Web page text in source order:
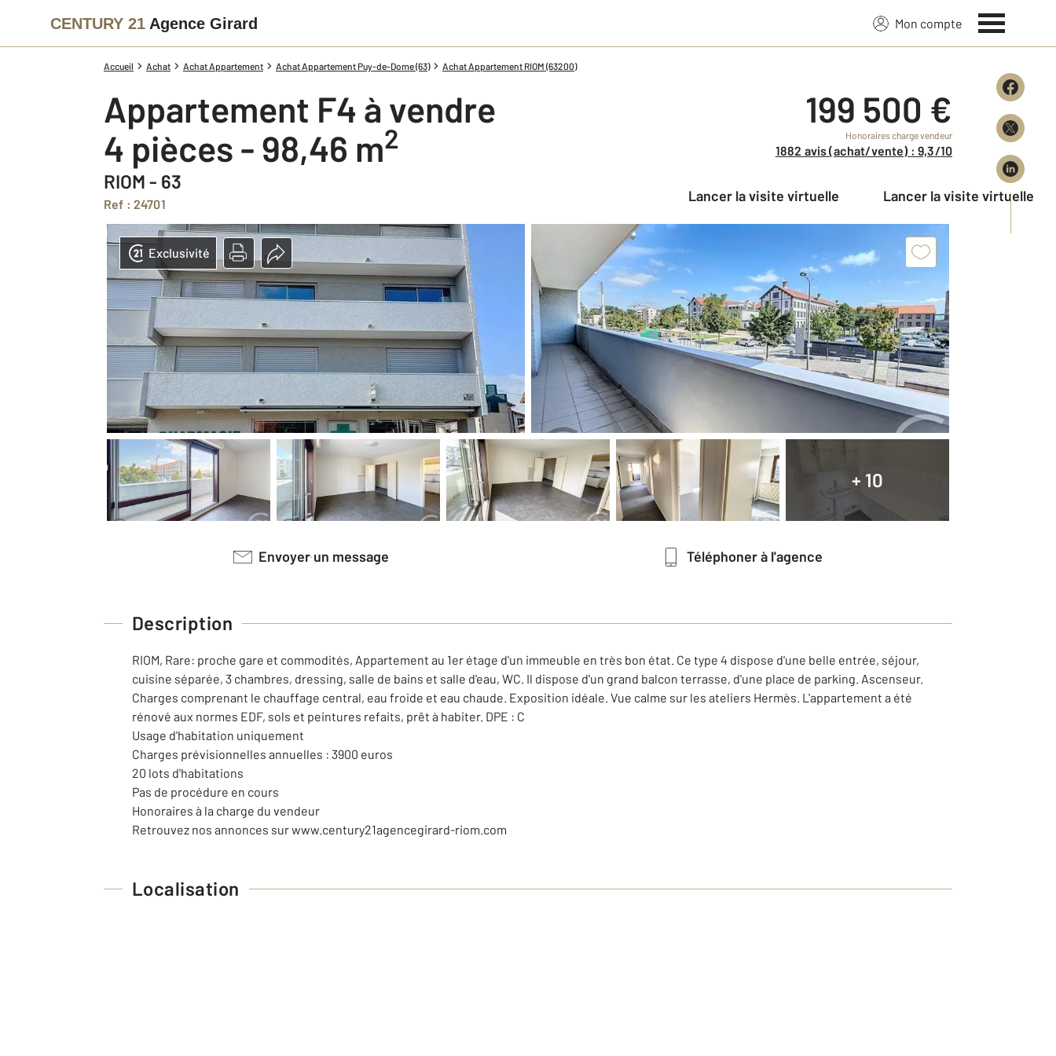
CENTURY 21 Agence Girard Mon compte
Accueil Achat Achat Appartement Achat Appartement Puy-de-Dome (63) Achat Appartement RIOM (63200)
Appartement F4 à vendre
4 pièces - 98,46 m2
RIOM - 63
Ref : 24701
199 500 €
Honoraires charge vendeur
1882 avis (achat/vente) : 9,3/10
Lancer la visite virtuelle Lancer la visite virtuelle
+ 10
Exclusivité
Envoyer un message Téléphoner à l'agence
Description
RIOM, Rare: proche gare et commodités, Appartement au 1er étage d'un immeuble en très bon état. Ce type 4 dispose d'une belle entrée, séjour,
cuisine séparée, 3 chambres, dressing, salle de bains et salle d'eau, WC. Il dispose d'un grand balcon terrasse, d'une place de parking. Ascenseur.
Charges comprenant le chauffage central, eau froide et eau chaude. Exposition idéale. Vue calme sur les ateliers Hermès. L'appartement a été
rénové aux normes EDF, sols et peintures refaits, prêt à habiter. DPE : C
Usage d'habitation uniquement
Charges prévisionnelles annuelles : 3900 euros
20 lots d'habitations
Pas de procédure en cours
Honoraires à la charge du vendeur
Retrouvez nos annonces sur www.century21agencegirard-riom.com
Localisation